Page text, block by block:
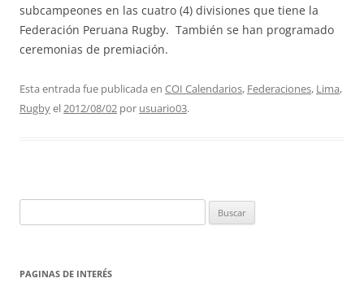
subcampeones en las cuatro (4) divisiones que tiene la
Federación Peruana Rugby. También se han programado
ceremonias de premiación.
Esta entrada fue publicada en COI Calendarios, Federaciones, Lima,
Rugbyel2012/08/02 por usuario03.
PAGINAS DE INTERÉS